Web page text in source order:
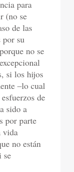
para
(no se
de las
por su
no se
si los hijos
–lo cual
de
sido a
por parte
vida
no están
se